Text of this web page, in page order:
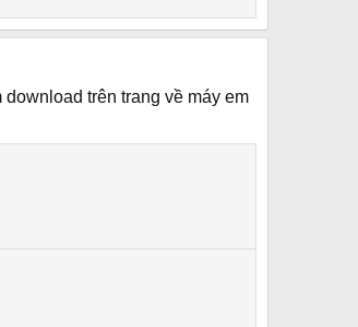
trên trang về máy em